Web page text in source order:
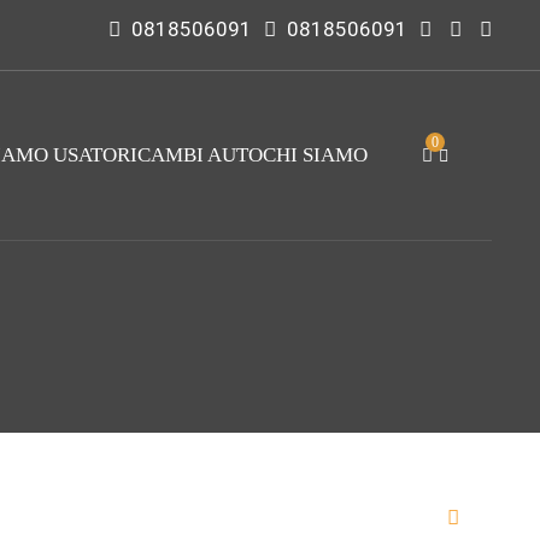
0818506091 0818506091
USATORICAMBI AUTOCHI SIAMO
0